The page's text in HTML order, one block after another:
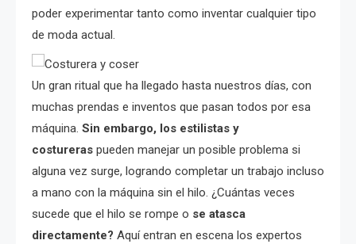
poder experimentar tanto como inventar cualquier tipo
de moda actual.
Un gran ritual que ha llegado hasta nuestros días, con
muchas prendas e inventos que pasan todos por esa
máquina. Sin embargo, los estilistas y
costureras pueden manejar un posible problema si
alguna vez surge, logrando completar un trabajo incluso
a mano con la máquina sin el hilo. ¿Cuántas veces
sucede que el hilo se rompe o se atasca
directamente? Aquí entran en escena los expertos